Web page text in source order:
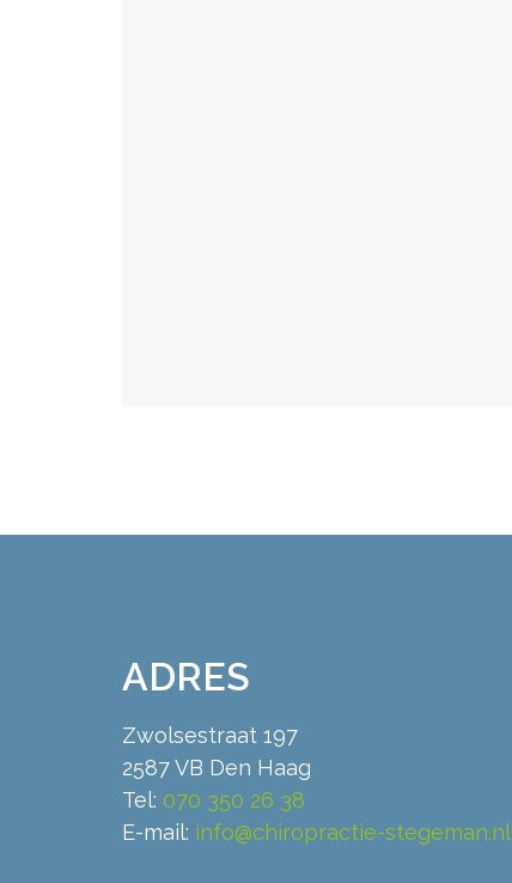
ADRES
Zwolsestraat 197
2587 VB Den Haag
Tel: 070 350 26 38
E-mail: info@chiropractie-stegeman.nl